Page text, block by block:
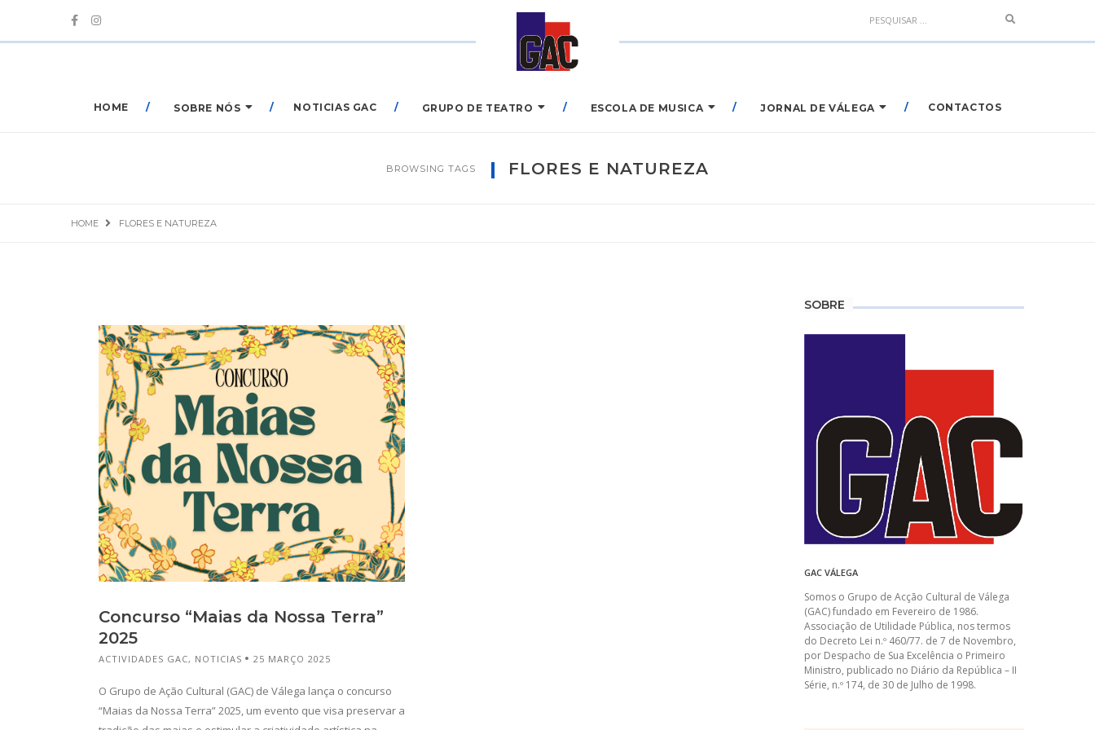
Search
HOME SOBRE NÓS NOTICIAS GAC GRUPO DE TEATRO ESCOLA DE MUSICA JORNAL DE VÁLEGA CONTACTOS
BROWSING TAGS FLORES E NATUREZA
HOME FLORES E NATUREZA
Concurso “Maias da Nossa Terra”
2025
ACTIVIDADES GAC, NOTICIAS 25 MARÇO 2025
O Grupo de Ação Cultural (GAC) de Válega lança o concurso
“Maias da Nossa Terra” 2025, um evento que visa preservar a
SOBRE
GAC VÁLEGA
Somos o Grupo de Acção Cultural de Válega
(GAC) fundado em Fevereiro de 1986.
Associação de Utilidade Pública, nos termos
do Decreto Lei n.º 460/77. de 7 de Novembro,
por Despacho de Sua Excelência o Primeiro
Ministro, publicado no Diário da República – II
Série, n.º 174, de 30 de Julho de 1998.